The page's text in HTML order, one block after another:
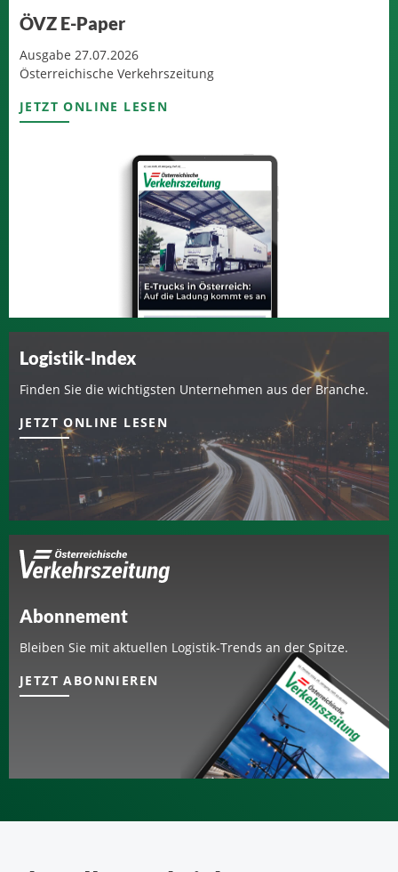
ÖVZ E-Paper
Ausgabe 27.07.2026
Österreichische Verkehrszeitung
JETZT ONLINE LESEN
Logistik-Index
Finden Sie die wichtigsten Unternehmen aus der Branche.
JETZT ONLINE LESEN
Abonnement
Bleiben Sie mit aktuellen Logistik-Trends an der Spitze.
JETZT ABONNIEREN